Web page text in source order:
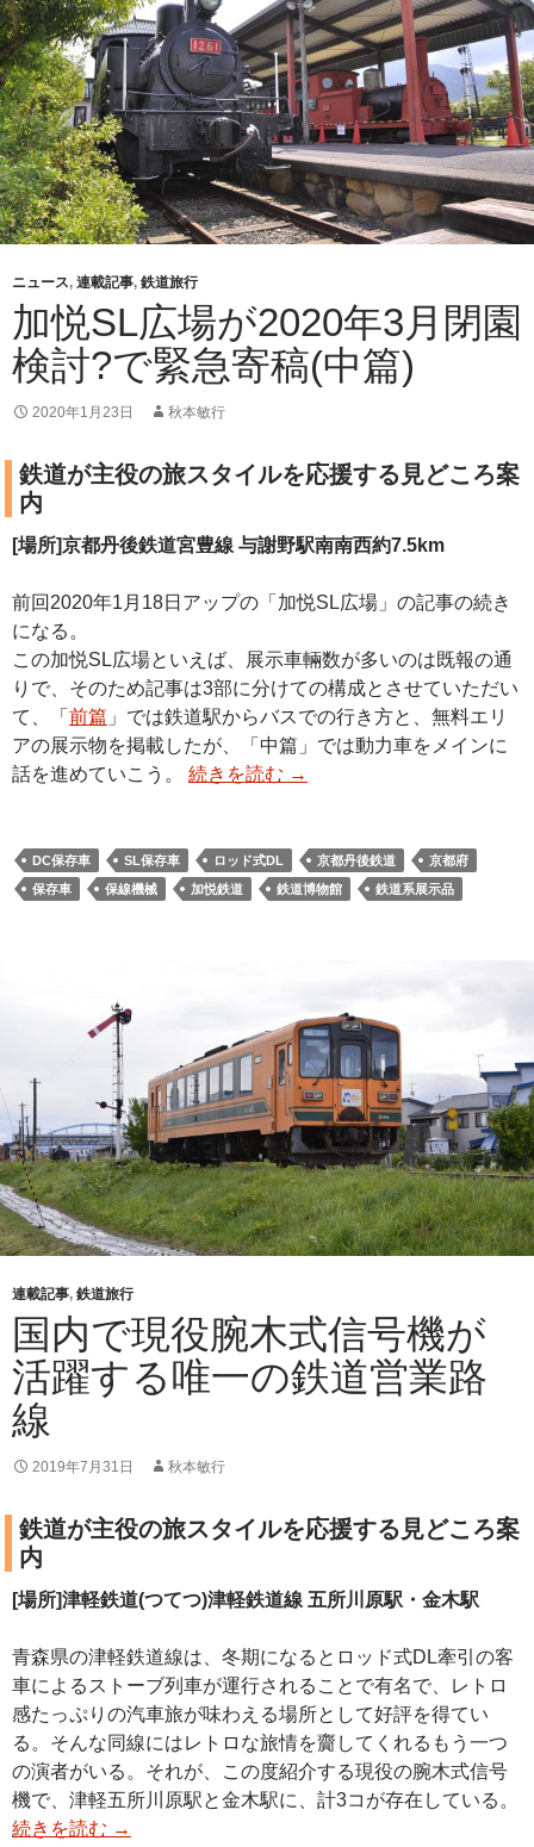
ニュース, 連載記事, 鉄道旅行
加悦SL広場が2020年3月閉園
検討?で緊急寄稿(中篇)
2020年1月23日 秋本敏行
鉄道が主役の旅スタイルを応援する見どころ案
内
[場所]京都丹後鉄道宮豊線 与謝野駅南南西約7.5km
前回2020年1月18日アップの「加悦SL広場」の記事の続き
になる。
この加悦SL広場といえば、展示車輛数が多いのは既報の通
りで、そのため記事は3部に分けての構成とさせていただい
て、「 前篇 」では鉄道駅からバスでの行き方と、無料エリ
アの展示物を掲載したが、「中篇」では動力車をメインに
話を進めていこう。 続きを読む →
DC保存車 SL保存車 ロッド式DL 京都丹後鉄道
京都府
保存車
保線機械 加悦鉄道 鉄道博物館 鉄道系展示品
連載記事, 鉄道旅行
国内で現役腕木式信号機が
活躍する唯一の鉄道営業路
線
2019年7月31日 秋本敏行
鉄道が主役の旅スタイルを応援する見どころ案
内
[場所]津軽鉄道(つてつ)津軽鉄道線 五所川原駅・金木駅
青森県の津軽鉄道線は、冬期になるとロッド式DL牽引の客
車によるストーブ列車が運行されることで有名で、レトロ
感たっぷりの汽車旅が味わえる場所として好評を得てい
る。そんな同線にはレトロな旅情を齎してくれるもう一つ
の演者がいる。それが、この度紹介する現役の腕木式信号
機で、津軽五所川原駅と金木駅に、計3コが存在している。
続きを読む →